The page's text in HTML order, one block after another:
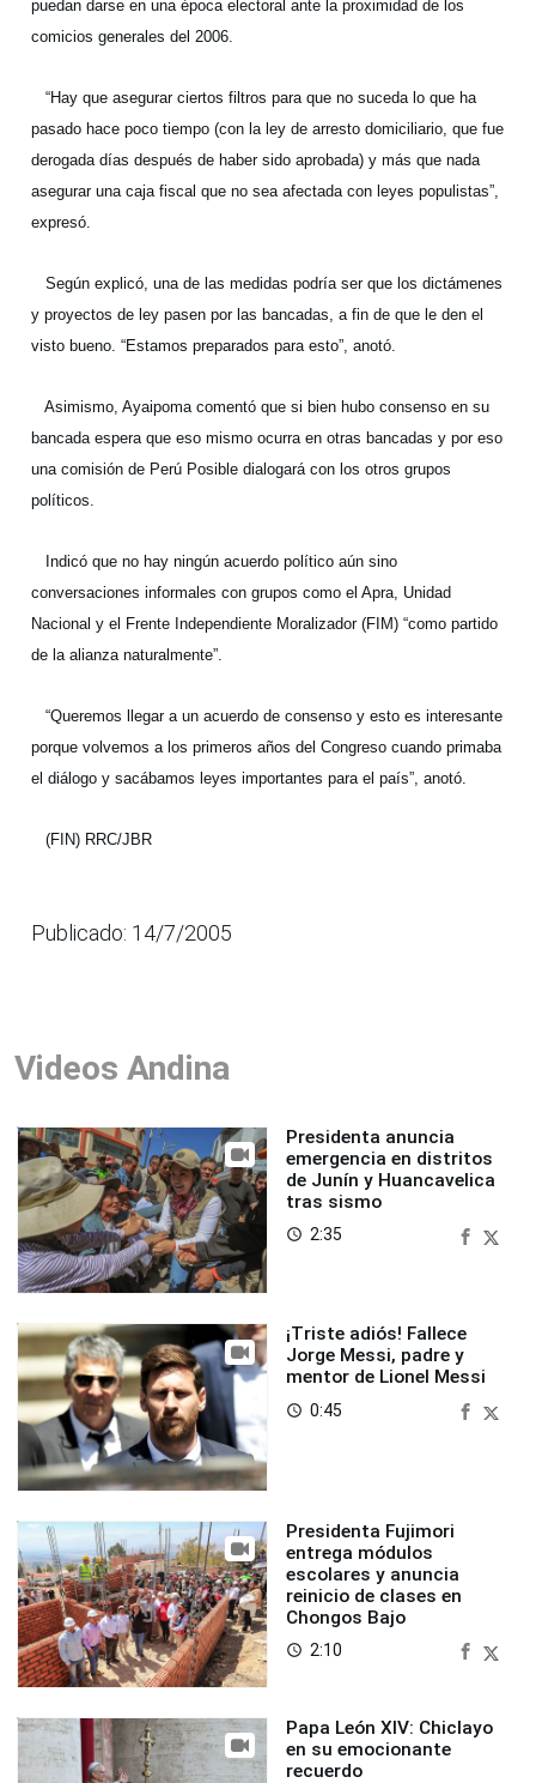
puedan darse en una época electoral ante la proximidad de los
comicios generales del 2006.
“Hay que asegurar ciertos filtros para que no suceda lo que ha
pasado hace poco tiempo (con la ley de arresto domiciliario, que fue
derogada días después de haber sido aprobada) y más que nada
asegurar una caja fiscal que no sea afectada con leyes populistas”,
expresó.
Según explicó, una de las medidas podría ser que los dictámenes
y proyectos de ley pasen por las bancadas, a fin de que le den el
visto bueno. “Estamos preparados para esto”, anotó.
Asimismo, Ayaipoma comentó que si bien hubo consenso en su
bancada espera que eso mismo ocurra en otras bancadas y por eso
una comisión de Perú Posible dialogará con los otros grupos
políticos.
Indicó que no hay ningún acuerdo político aún sino
conversaciones informales con grupos como el Apra, Unidad
Nacional y el Frente Independiente Moralizador (FIM) “como partido
de la alianza naturalmente”.
“Queremos llegar a un acuerdo de consenso y esto es interesante
porque volvemos a los primeros años del Congreso cuando primaba
el diálogo y sacábamos leyes importantes para el país”, anotó.
(FIN) RRC/JBR
Publicado: 14/7/2005
Videos Andina
Presidenta anuncia
emergencia en distritos
de Junín y Huancavelica
tras sismo
access_time 2:35
¡Triste adiós! Fallece
Jorge Messi, padre y
mentor de Lionel Messi
access_time 0:45
Presidenta Fujimori
entrega módulos
escolares y anuncia
reinicio de clases en
Chongos Bajo
access_time 2:10
Papa León XIV: Chiclayo
en su emocionante
recuerdo